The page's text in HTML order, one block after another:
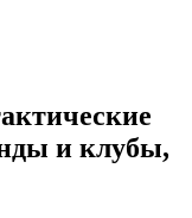
и клубы,